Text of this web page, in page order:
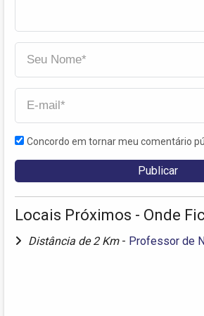
Concordo em tornar meu comentário
Locais Próximos - Onde
Distância de 2 Km - Professor de